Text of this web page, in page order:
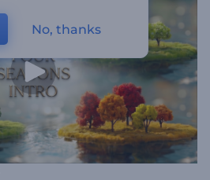
No, thanks